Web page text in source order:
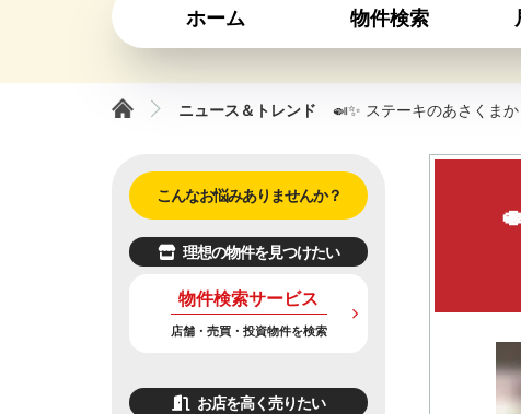
ホーム 物件検索
ニュース＆トレンド 🍛✨ ステーキのあさくま
こんなお悩みありませんか？
理想の物件を見つけたい
物件検索サービス
店舗・売買・投資物件を検索
お店を高く売りたい